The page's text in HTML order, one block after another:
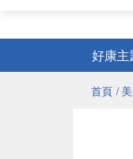
好康主
首頁 /